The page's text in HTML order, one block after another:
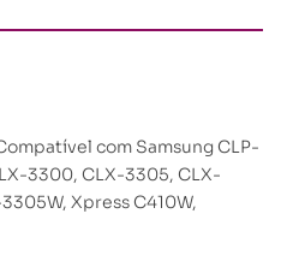
com Samsung CLP-
3300, CLX-3305, CLX-
Xpress C410W,